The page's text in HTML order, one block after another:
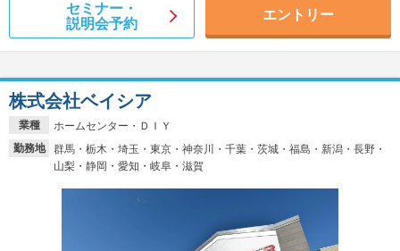
セミナー・
説明会予約
エントリー
業種
ホームセンター・ＤＩＹ
勤務地
群馬・栃木・埼玉・東京・神奈川・千葉・茨城・福島・新潟・長野・
山梨・静岡・愛知・岐阜・滋賀
株式会社ベイシア